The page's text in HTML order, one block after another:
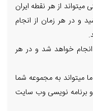
از هر نقطه ایران
و در هر زمان از انجام
خواهد شد و در هر
میتواند به مجموعه شما
برنامه نویسی وب سایت